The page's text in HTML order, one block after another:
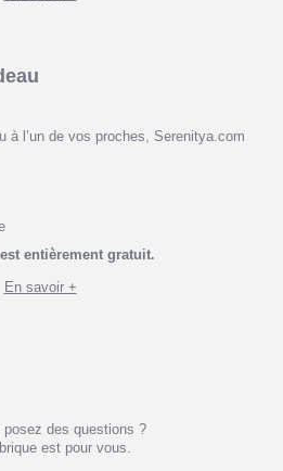
à l’un de vos proches, Serenitya.com
entièrement gratuit.
En savoir +
posez des questions ?
est pour vous.